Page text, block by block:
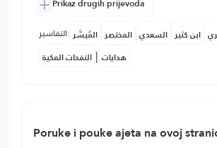
Prikaz drugih prijevoda
التفاسير: المُيسَّر المختصر السعدي ابن كثير
النفحات المكية | هدايات
Poruke i pouke ajeta na ovoj